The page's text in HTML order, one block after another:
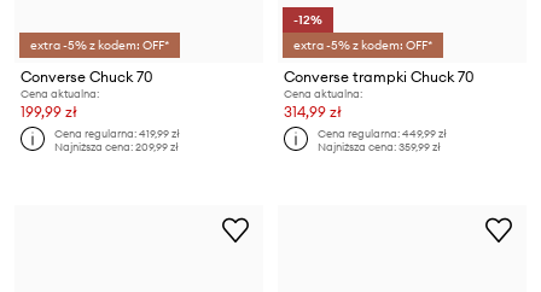
extra -5% z kodem: OFF*
Converse Chuck 70
Cena aktualna:
199,99 zł
Cena regularna:419,99 zł
Najniższa cena:209,99 zł
-12%
extra -5% z kodem: OFF*
Converse trampki Chuck 70
Cena aktualna:
314,99 zł
Cena regularna:449,99 zł
Najniższa cena:359,99 zł